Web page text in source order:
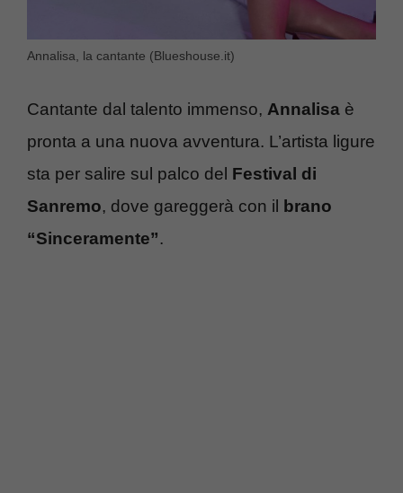
Annalisa, la cantante (Blueshouse.it)
Cantante dal talento immenso, Annalisa è
pronta a una nuova avventura. L’artista ligure
sta per salire sul palco del Festival di
Sanremo, dove gareggerà con il
brano
“Sinceramente”.